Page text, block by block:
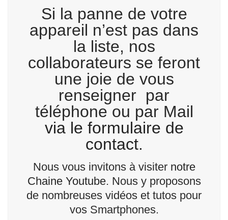
Si la panne de votre
appareil n’est pas dans
la liste, nos
collaborateurs se feront
une joie de vous
renseigner par
téléphone ou par Mail
via le formulaire de
contact.
Nous vous invitons à visiter notre
Chaine Youtube. Nous y proposons
de nombreuses vidéos et tutos pour
vos Smartphones.